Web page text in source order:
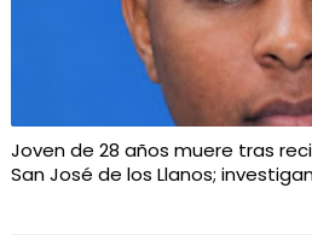
Joven de 28 años muere tras
San José de los Llanos;